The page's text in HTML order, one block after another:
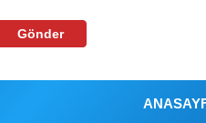
Gönder